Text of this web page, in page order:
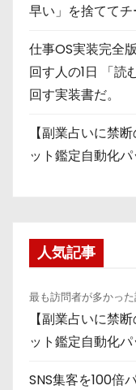
早い」を捨てて
仕事OS実装完全
回す人の1日 「読
回す実装書だ。
【副業占いに禁
ット鑑定自動化
人気記事
最も訪問者が多かっ
【副業占いに禁
ット鑑定自動化
SNS集客を100